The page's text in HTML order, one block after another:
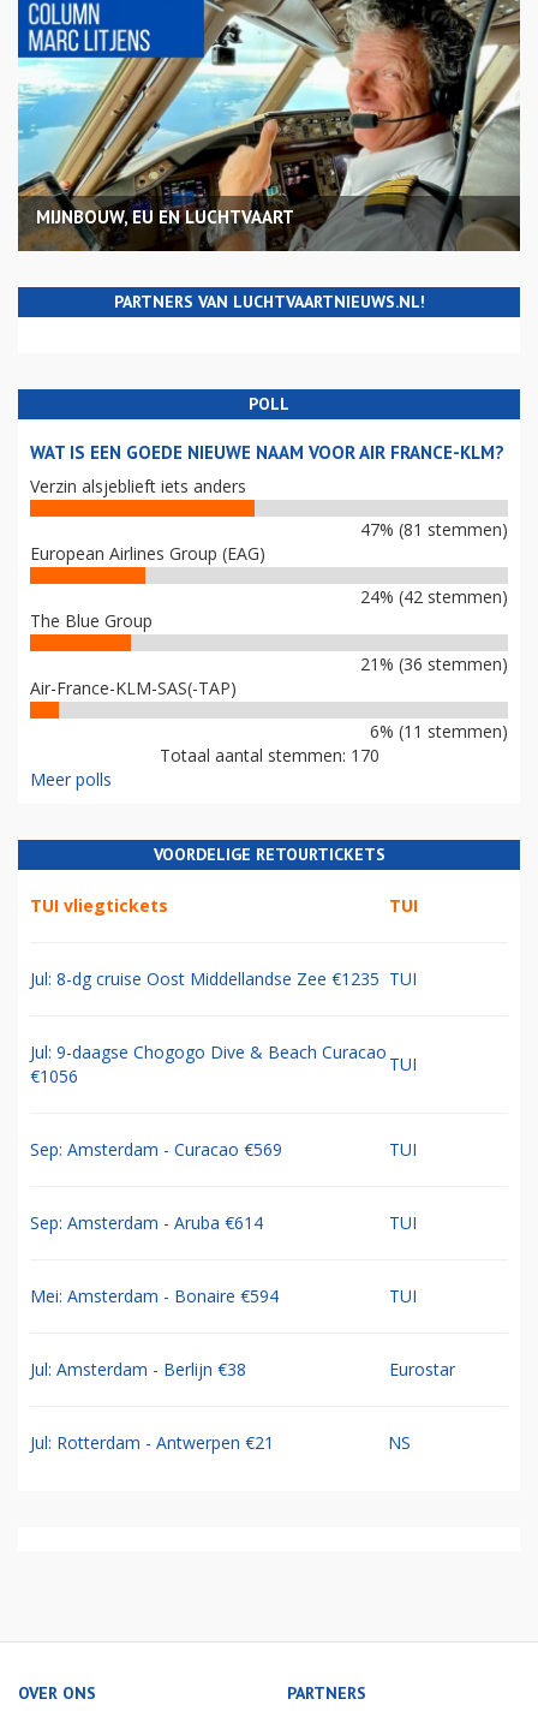
MIJNBOUW, EU EN LUCHTVAART
PARTNERS VAN LUCHTVAARTNIEUWS.NL!
POLL
WAT IS EEN GOEDE NIEUWE NAAM VOOR AIR FRANCE-KLM?
Verzin alsjeblieft iets anders
47% (81 stemmen)
European Airlines Group (EAG)
24% (42 stemmen)
The Blue Group
21% (36 stemmen)
Air-France-KLM-SAS(-TAP)
6% (11 stemmen)
Totaal aantal stemmen: 170
Meer polls
VOORDELIGE RETOURTICKETS
TUI vliegtickets TUI
Jul: 8-dg cruise Oost Middellandse Zee €1235 TUI
Jul: 9-daagse Chogogo Dive & Beach Curacao
€1056
TUI
Sep: Amsterdam - Curacao €569 TUI
Sep: Amsterdam - Aruba €614 TUI
Mei: Amsterdam - Bonaire €594 TUI
Jul: Amsterdam - Berlijn €38 Eurostar
Jul: Rotterdam - Antwerpen €21 NS
OVER ONS PARTNERS